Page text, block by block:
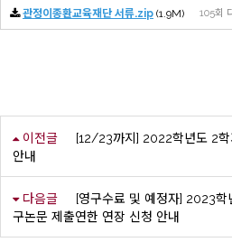
관정이종환교육재단 서류.zip (1.9M) 105회
이전글
[12/23까지] 2022학년도 2
안내
다음글
[영구수료 및 예정자] 2023학
구논문 제출연한 연장 신청 안내